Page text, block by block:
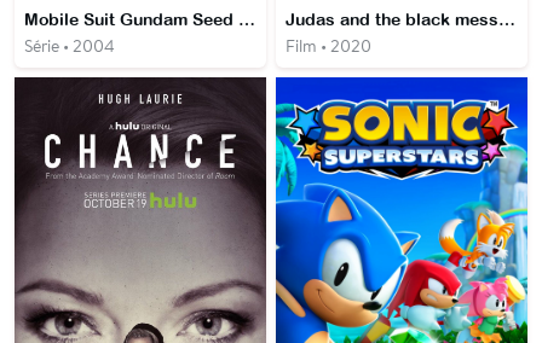
Mobile Suit Gundam Seed Destiny
Série • 2004
Judas and the black messiah
Film • 2020